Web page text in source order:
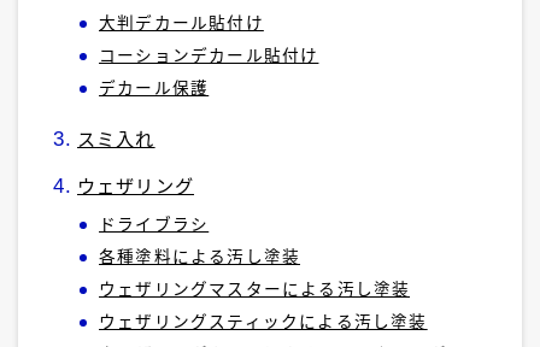
大判デカール貼付け
コーションデカール貼付け
デカール保護
スミ入れ
ウェザリング
ドライブラシ
各種塗料による汚し塗装
ウェザリングマスターによる汚し塗装
ウェザリングスティックによる汚し塗装